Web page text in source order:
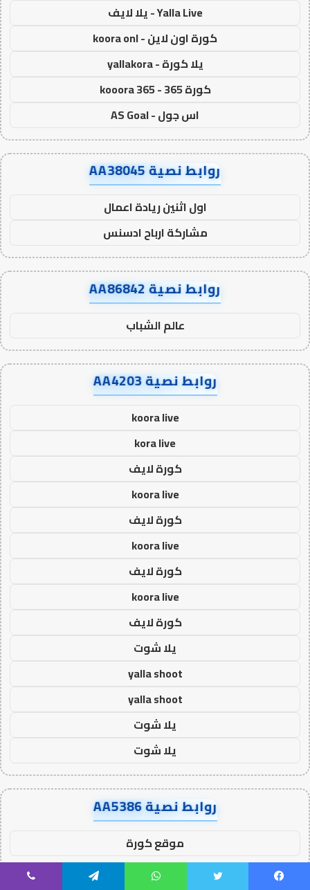
Yalla Live - يلا لايف
كورة اون لاين - koora onl
يلا كورة - yallakora
كورة 365 - kooora 365
اس جول - AS Goal
روابط نصية AA38045
اول اثنين ريادة اعمال
مشاركة ارباح ادسنس
روابط نصية AA86842
عالم الشباب
روابط نصية AA4203
koora live
kora live
كورة لايف
koora live
كورة لايف
koora live
كورة لايف
koora live
كورة لايف
يلا شوت
yalla shoot
yalla shoot
يلا شوت
يلا شوت
روابط نصية AA5386
موقع كورة